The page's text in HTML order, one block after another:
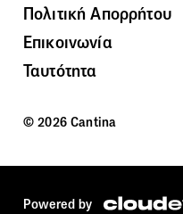
Πολιτική Απορρήτου
Επικοινωνία
Ταυτότητα
© 2026 Cantina
Powered by